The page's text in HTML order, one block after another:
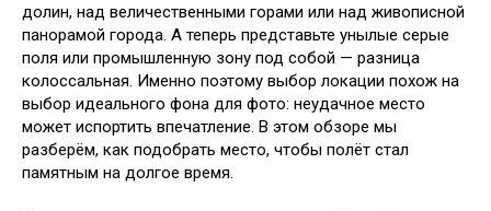
долин, над величественными горами или над живописной
панорамой города. А теперь представьте унылые серые
поля или промышленную зону под собой — разница
колоссальная. Именно поэтому выбор локации похож на
выбор идеального фона для фото: неудачное место
может испортить впечатление. В этом обзоре мы
разберём, как подобрать место, чтобы полёт стал
памятным на долгое время.